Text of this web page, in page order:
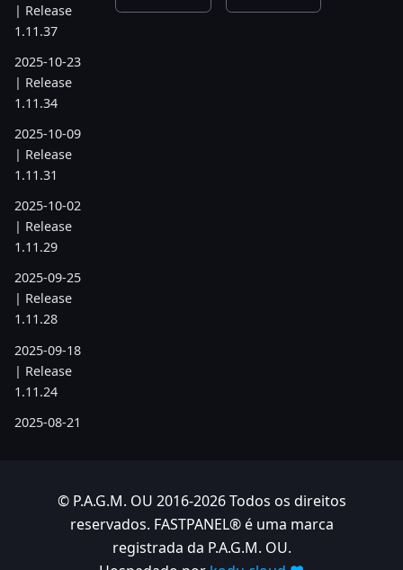
| Release
1.11.37
2025-10-23
| Release
1.11.34
2025-10-09
| Release
1.11.31
2025-10-02
| Release
1.11.29
2025-09-25
| Release
1.11.28
2025-09-18
| Release
1.11.24
2025-08-21
2025-07-17© P.A.G.M. OU 2016-2026 Todos os direitos
reservados. FASTPANEL® é uma marca
registrada da P.A.G.M. OU.